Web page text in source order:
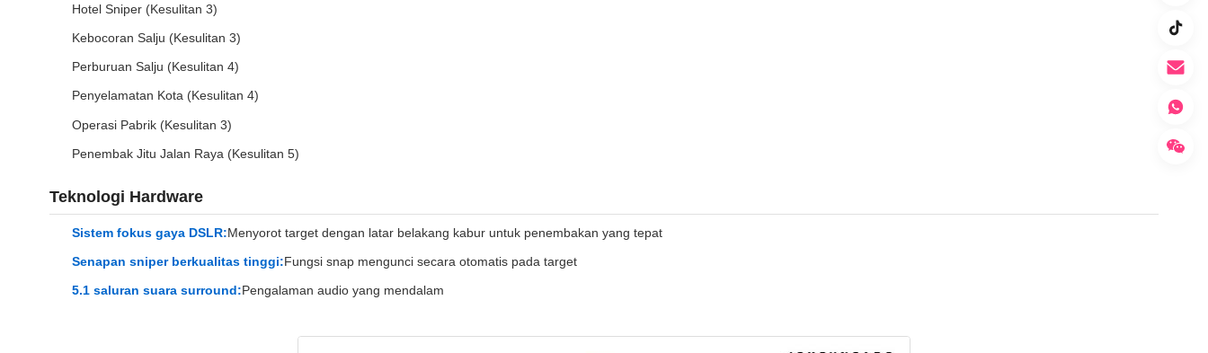
Hotel Sniper (Kesulitan 3)
Kebocoran Salju (Kesulitan 3)
Perburuan Salju (Kesulitan 4)
Penyelamatan Kota (Kesulitan 4)
Operasi Pabrik (Kesulitan 3)
Penembak Jitu Jalan Raya (Kesulitan 5)
Teknologi Hardware
Sistem fokus gaya DSLR:Menyorot target dengan latar belakang kabur untuk penembakan yang tepat
Senapan sniper berkualitas tinggi:Fungsi snap mengunci secara otomatis pada target
5.1 saluran suara surround:Pengalaman audio yang mendalam